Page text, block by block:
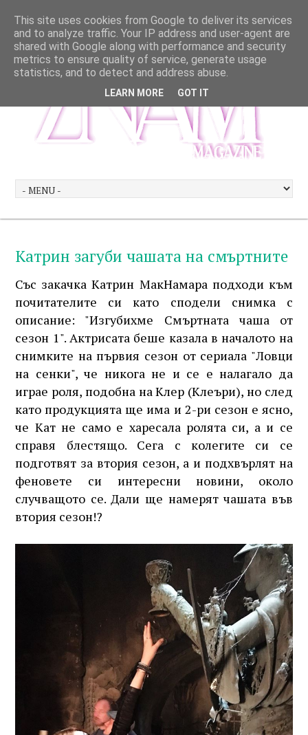
Катрин загуби чашата на смъртните
Със закачка Катрин МакНамара подходи към
почитателите си като сподели снимка с
описание: "Изгубихме Смъртната чаша от
сезон 1". Актрисата беше казала в началото на
снимките на първия сезон от сериала "Ловци
на сенки", че никога не и се е налагало да
играе роля, подобна на Клер (Клеъри), но след
като продукцията ще има и 2-ри сезон е ясно,
че Кат не само е харесала ролята си, а и се
справя блестящо. Сега с колегите си се
подготвят за втория сезон, а и подхвърлят на
феновете си интересни новини, около
случващото се. Дали ще намерят чашата във
втория сезон!?
This site uses cookies from Google to deliver its services
and to analyze traffic. Your IP address and user-agent are
shared with Google along with performance and security
metrics to ensure quality of service, generate usage
statistics, and to detect and address abuse.
LEARN MORE GOT IT